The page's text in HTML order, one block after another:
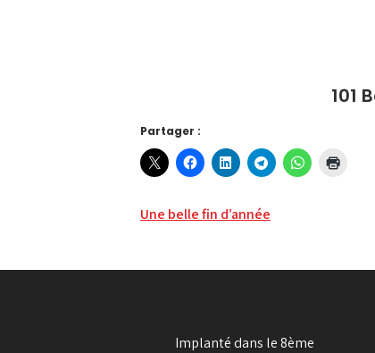
101
Partager :
Navigation
Une belle fin d’année
Implanté dans le 8ème